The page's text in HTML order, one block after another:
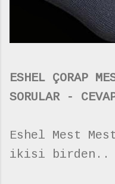
ESHEL ÇORAP
SORULAR -
Eshel Mest
ikisi birden..